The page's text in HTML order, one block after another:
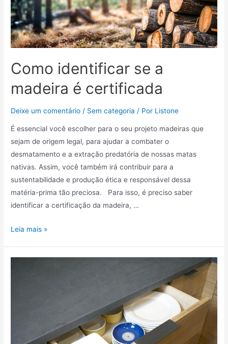
Como identificar se a
madeira é certificada
Deixe um comentário / Sem categoria / Por Listone
É essencial você escolher para o seu projeto madeiras que
sejam de origem legal, para ajudar a combater o
desmatamento e a extração predatória de nossas matas
nativas. Assim, você também irá contribuir para a
sustentabilidade e produção ética e responsável dessa
matéria-prima tão preciosa. Para isso, é preciso saber
identificar a certificação da madeira, …
Leia mais »